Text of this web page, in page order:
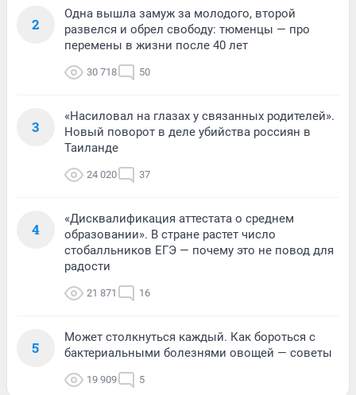
2
Одна вышла замуж за молодого, второй
развелся и обрел свободу: тюменцы — про
перемены в жизни после 40 лет
30 718 50
3
«Насиловал на глазах у связанных родителей».
Новый поворот в деле убийства россиян в
Таиланде
24 020 37
4
«Дисквалификация аттестата о среднем
образовании». В стране растет число
стобалльников ЕГЭ — почему это не повод для
радости
21 871 16
5
Может столкнуться каждый. Как бороться с
бактериальными болезнями овощей — советы
19 909 5